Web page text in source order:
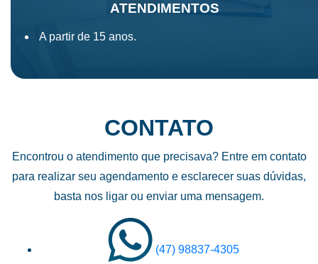
ATENDIMENTOS
A partir de 15 anos.
CONTATO
Encontrou o atendimento que precisava? Entre em contato
para realizar seu agendamento e esclarecer suas dúvidas,
basta nos ligar ou enviar uma mensagem.
(47) 98837-4305